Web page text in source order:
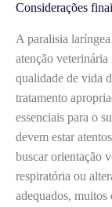
Considerações
A paralisia
atenção
qualidade de vida
tratamento
essenciais para o
devem estar
buscar orientação
respiratória ou
adequados, muitos